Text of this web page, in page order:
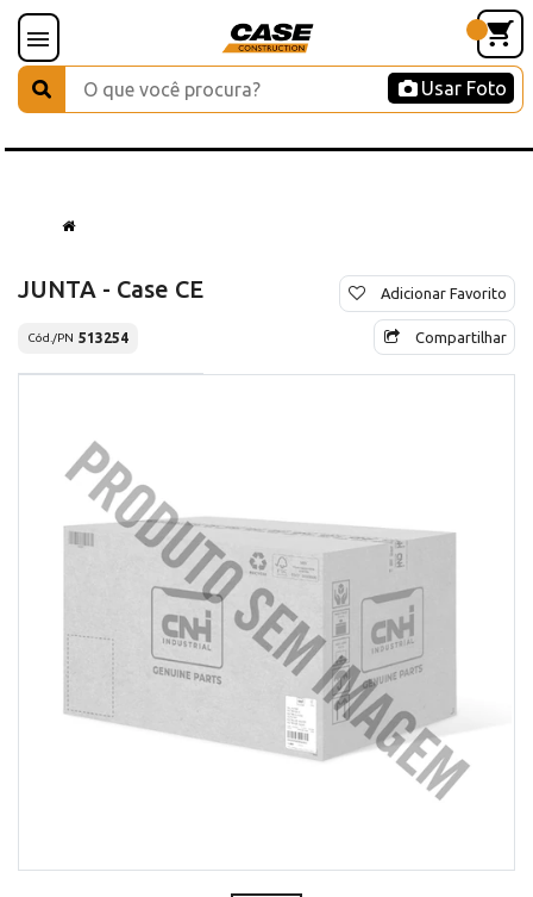
Usar Foto
JUNTA - Case CE
Cód./PN 513254
Adicionar Favorito
Compartilhar